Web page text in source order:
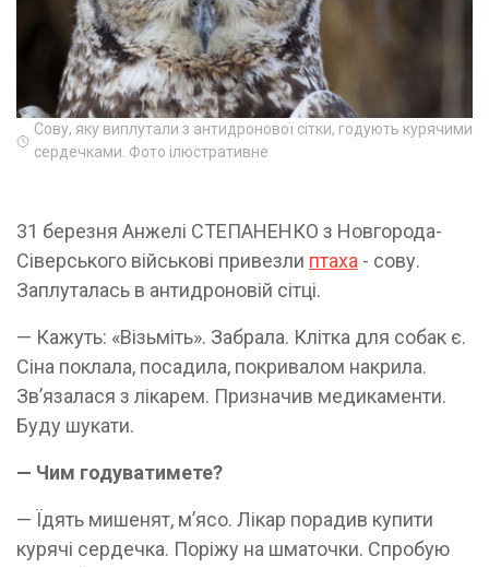
Сову, яку виплутали з антидронової сітки, годують курячими
сердечками. Фото ілюстративне
31 березня Анжелі СТЕПАНЕНКО з Новгорода-
Сіверського військові привезли птаха - сову.
Заплуталась в антидроновій сітці.
— Кажуть: «Візьміть». Забрала. Клітка для собак є.
Сіна поклала, посадила, покривалом накрила.
Зв’язалася з лікарем. Призначив медикаменти.
Буду шукати.
— Чим годуватимете?
— Їдять мишенят, м’ясо. Лікар порадив купити
курячі сердечка. Поріжу на шматочки. Спробую